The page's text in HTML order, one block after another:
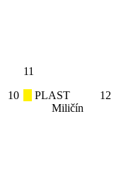
10
11
PLAST
Miličín
12